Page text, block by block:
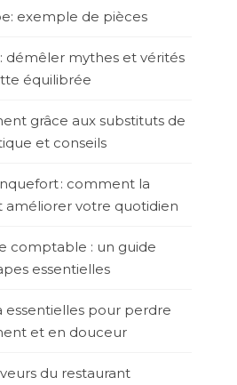
exemple de pièces
démêler mythes et vérités
équilibrée
grâce aux substituts de
et conseils
: comment la
votre quotidien
comptable : un guide
essentielles
essentielles pour perdre
et en douceur
du restaurant